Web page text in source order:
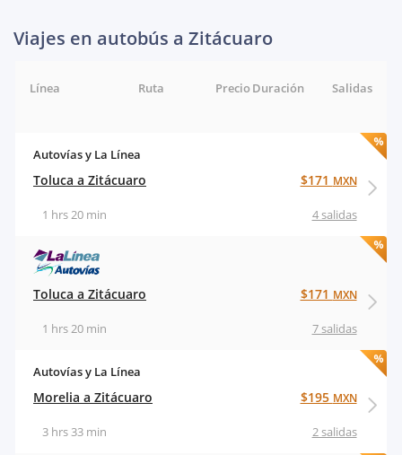
Viajes en autobús a Zitácuaro
Línea Ruta Salidas
Duración
Precio
Autovías y La Línea
Toluca a Zitácuaro
4 salidas
1 hrs 20 min
$171 MXN
Toluca a Zitácuaro
7 salidas
1 hrs 20 min
$171 MXN
Autovías y La Línea
Morelia a Zitácuaro
2 salidas
3 hrs 33 min
$195 MXN